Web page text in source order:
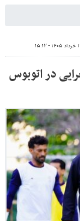
۱۵:۱۲
در اتوبوس